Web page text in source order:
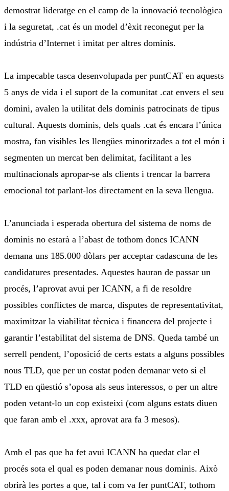
demostrat lideratge en el camp de la innovació tecnològica
i la seguretat, .cat és un model d’èxit reconegut per la
indústria d’Internet i imitat per altres dominis.
La impecable tasca desenvolupada per puntCAT en aquests
5 anys de vida i el suport de la comunitat .cat envers el seu
domini, avalen la utilitat dels dominis patrocinats de tipus
cultural. Aquests dominis, dels quals .cat és encara l’única
mostra, fan visibles les llengües minoritzades a tot el món i
segmenten un mercat ben delimitat, facilitant a les
multinacionals apropar-se als clients i trencar la barrera
emocional tot parlant-los directament en la seva llengua.
L’anunciada i esperada obertura del sistema de noms de
dominis no estarà a l’abast de tothom doncs ICANN
demana uns 185.000 dòlars per acceptar cadascuna de les
candidatures presentades. Aquestes hauran de passar un
procés, l’aprovat avui per ICANN, a fi de resoldre
possibles conflictes de marca, disputes de representativitat,
maximitzar la viabilitat tècnica i financera del projecte i
garantir l’estabilitat del sistema de DNS. Queda també un
serrell pendent, l’oposició de certs estats a alguns possibles
nous TLD, que per un costat poden demanar veto si el
TLD en qüestió s’oposa als seus interessos, o per un altre
poden vetant-lo un cop existeixi (com alguns estats diuen
que faran amb el .xxx, aprovat ara fa 3 mesos).
Amb el pas que ha fet avui ICANN ha quedat clar el
procés sota el qual es poden demanar nous dominis. Això
obrirà les portes a que, tal i com va fer puntCAT, tothom